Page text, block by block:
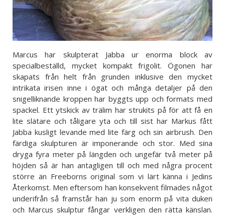
Marcus har skulpterat Jabba ur enorma block av
specialbeställd, mycket kompakt frigolit. Ögonen har
skapats från helt från grunden inklusive den mycket
intrikata irisen inne i ögat och många detaljer på den
snigelliknande kroppen har byggts upp och formats med
spackel. Ett ytskick av trälim har strukits på för att få en
lite slätare och tåligare yta och till sist har Markus fått
Jabba kusligt levande med lite färg och sin airbrush. Den
färdiga skulpturen är imponerande och stor. Med sina
dryga fyra meter på längden och ungefär två meter på
höjden så är han antagligen till och med några procent
större än Freeborns original som vi lärt känna i Jedins
Återkomst. Men eftersom han konsekvent filmades något
underifrån så framstår han ju som enorm på vita duken
och Marcus skulptur fångar verkligen den rätta känslan.